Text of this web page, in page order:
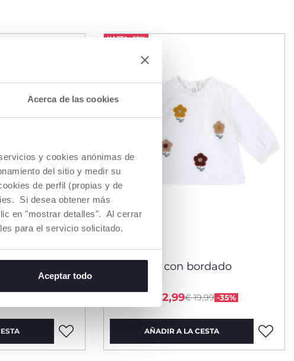
Acerca de las cookies
y cookies anónimas de
del sitio y medir su
de perfil (propias y de
Si desea obtener más
en "mostrar detalles". Al cerrar
para el servicio solicitado.
Aceptar todo
reduced from
HASTA -60%
Camiseta con bordado
Price reduced from
€ 19,99 -35%
to
desde € 12,99
AÑADIR A LA CESTA